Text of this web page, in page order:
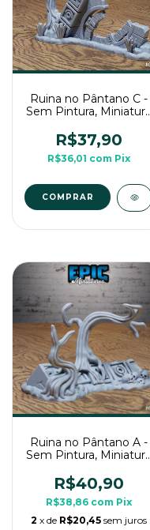
Ruina no Pântano C -
Sem Pintura, Miniatura
de Mesa
R$37,90
R$36,01 com Pix
Ruina no Pântano A -
Sem Pintura, Miniatura
de Mesa
R$40,90
R$38,86 com Pix
2 x de R$20,45 sem juros